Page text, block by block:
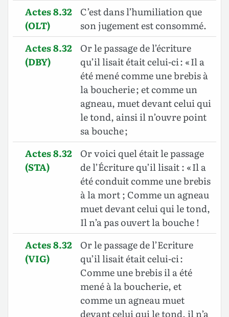
Actes 8.32
(OLT)
C’est dans l’humiliation que
son jugement est consommé.
Actes 8.32
(DBY)
Or le passage de l’écriture
qu’il lisait était celui-ci : « Il a
été mené comme une brebis à
la boucherie ; et comme un
agneau, muet devant celui qui
le tond, ainsi il n’ouvre point
sa bouche ;
Actes 8.32
(STA)
Or voici quel était le passage
de l’Écriture qu’il lisait : « Il a
été conduit comme une brebis
à la mort ; Comme un agneau
muet devant celui qui le tond,
Il n’a pas ouvert la bouche !
Actes 8.32
(VIG)
Or le passage de l’Ecriture
qu’il lisait était celui-ci :
Comme une brebis il a été
mené à la boucherie, et
comme un agneau muet
devant celui qui le tond, il n’a